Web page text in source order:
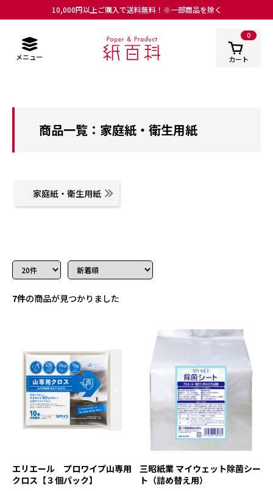
10,000円以上ご購入で送料無料！※一部商品を除く
メニュー
0
カート
商品一覧：家庭紙・衛生用紙
家庭紙・衛生用紙
7件の商品が見つかりました
エリエール プロワイプ山専用
クロス【３個パック】
三昭紙業 マイウェット除菌シー
ト（詰め替え用）